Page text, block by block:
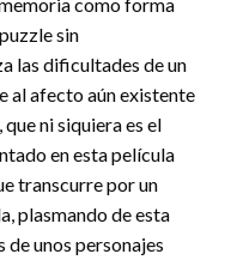
sin
las dificultades de un
al afecto aún existente
ni siquiera es el
en esta película
transcurre por un
plasmando de esta
unos personajes